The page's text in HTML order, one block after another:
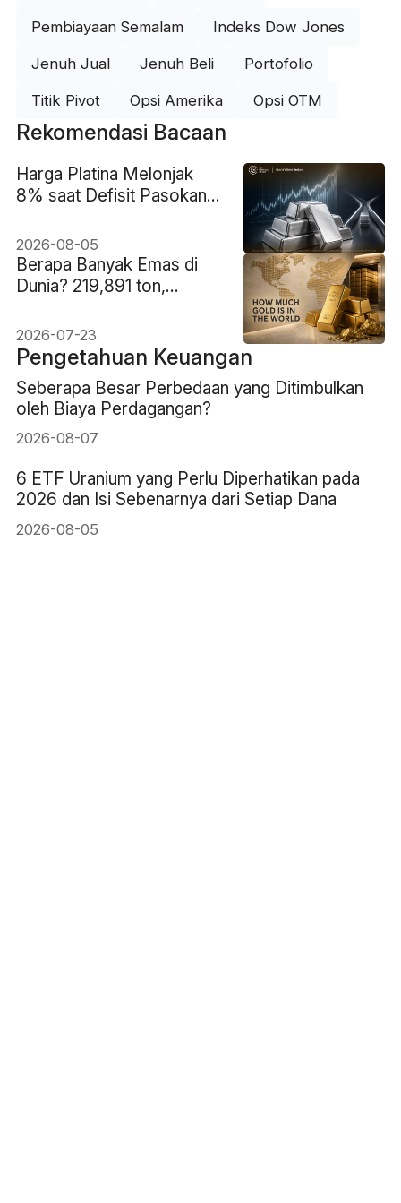
Pembiayaan Semalam Indeks Dow Jones
Jenuh Jual Jenuh Beli Portofolio
Titik Pivot Opsi Amerika Opsi OTM
Rekomendasi Bacaan
Harga Platina Melonjak
8% saat Defisit Pasokan
Sorotan
2026-08-05
Berapa Banyak Emas di
Dunia? 219,891 ton,
orang
2026-07-23
Pengetahuan Keuangan
Seberapa Besar Perbedaan yang Ditimbulkan
oleh Biaya Perdagangan?
2026-08-07
6 ETF Uranium yang Perlu Diperhatikan pada
2026 dan Isi Sebenarnya dari Setiap Dana
2026-08-05